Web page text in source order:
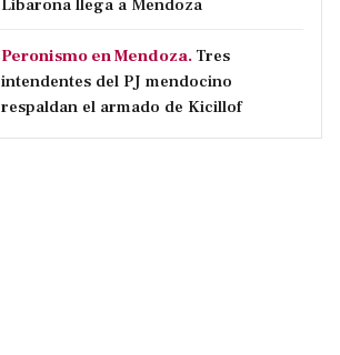
Libarona llega a Mendoza
Peronismo en Mendoza. Tres
intendentes del PJ mendocino
respaldan el armado de Kicillof